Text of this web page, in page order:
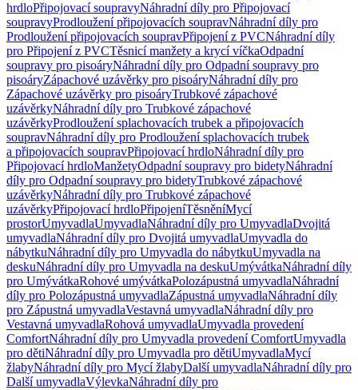
hrdloPřipojovací soupravyNáhradní díly pro Připojovací
soupravyProdloužení připojovacích soupravNáhradní díly pro
Prodloužení připojovacích soupravPřipojení z PVCNáhradní díly
pro Připojení z PVCTěsnicí manžety a krycí víčkaOdpadní
soupravy pro pisoáryNáhradní díly pro Odpadní soupravy pro
pisoáryZápachové uzávěrky pro pisoáryNáhradní díly pro
Zápachové uzávěrky pro pisoáryTrubkové zápachové
uzávěrkyNáhradní díly pro Trubkové zápachové
uzávěrkyProdloužení splachovacích trubek a připojovacích
soupravNáhradní díly pro Prodloužení splachovacích trubek
a připojovacích soupravPřipojovací hrdloNáhradní díly pro
Připojovací hrdloManžetyOdpadní soupravy pro bidetyNáhradní
díly pro Odpadní soupravy pro bidetyTrubkové zápachové
uzávěrkyNáhradní díly pro Trubkové zápachové
uzávěrkyPřipojovací hrdloPřipojeníTěsněníMycí
prostorUmyvadlaUmyvadlaNáhradní díly pro UmyvadlaDvojitá
umyvadlaNáhradní díly pro Dvojitá umyvadlaUmyvadla do
nábytkuNáhradní díly pro Umyvadla do nábytkuUmyvadla na
deskuNáhradní díly pro Umyvadla na deskuUmývátkaNáhradní díly
pro UmývátkaRohové umývátkaPolozápustná umyvadlaNáhradní
díly pro Polozápustná umyvadlaZápustná umyvadlaNáhradní díly
pro Zápustná umyvadlaVestavná umyvadlaNáhradní díly pro
Vestavná umyvadlaRohová umyvadlaUmyvadla provedení
ComfortNáhradní díly pro Umyvadla provedení ComfortUmyvadla
pro dětiNáhradní díly pro Umyvadla pro dětiUmyvadlaMycí
žlabyNáhradní díly pro Mycí žlabyDalší umyvadlaNáhradní díly pro
Další umyvadlaVýlevkaNáhradní díly pro